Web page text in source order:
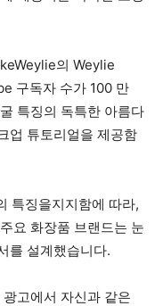
의 Weylie
구독자 수가 100 만
특징의 독특한 아름다
업 튜토리얼을 제공함
특징을지지함에 따라,
요 화장품 브랜드는 눈
를 설계했습니다.
고에서 자신과 같은